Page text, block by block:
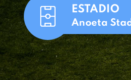
ESTADIO
Anoeta